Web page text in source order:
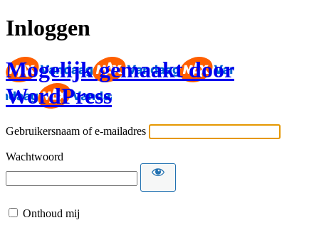
Inloggen
Mogelijk gemaakt door
WordPress
Gebruikersnaam of e-mailadres
Wachtwoord
Onthoud mij